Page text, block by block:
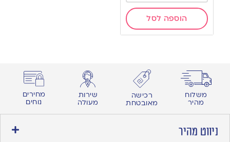
הוספה לסל
משלוח
מהיר
רכישה
מאובטחת
שירות
מעולה
מחירים
נוחים
ניווט מהיר